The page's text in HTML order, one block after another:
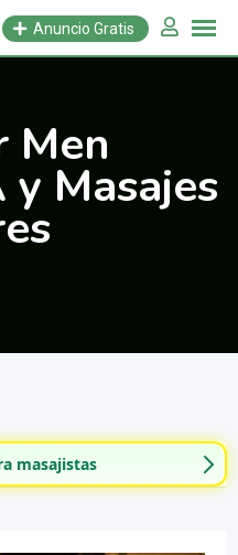
Anuncio Gratis
Men
y Masajes
masajistas